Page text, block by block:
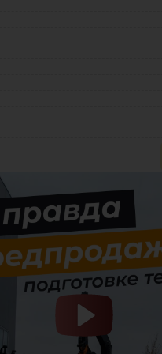
работе при полной
Мы предлагаем:
– мы поможем